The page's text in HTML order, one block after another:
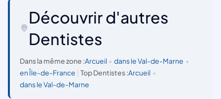
Découvrir d'autres
Dentistes
Dans la même zone :Arcueil • dans le Val-de-Marne •
en Île-de-France
Top Dentistes :Arcueil •
dans le Val-de-Marne